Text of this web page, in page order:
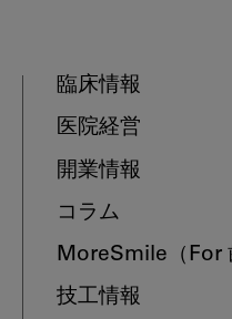
臨床情報
医院経営
開業情報
コラム
MoreSmile （For
技工情報